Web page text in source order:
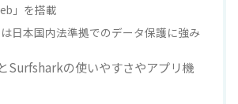
」を搭載
日本国内法準拠でのデータ保護に強み
Surfsharkの使いやすさやアプリ機